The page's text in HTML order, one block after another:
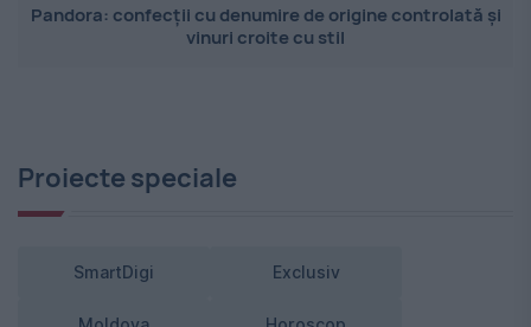
Pandora: confecții cu denumire de origine controlată și
vinuri croite cu stil
Proiecte speciale
SmartDigi Exclusiv